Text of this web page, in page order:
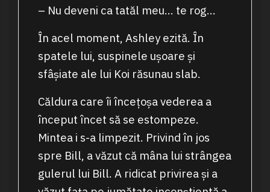
– Nu deveni ca tatăl meu… te rog…
În acel moment, Ashley ezită. În
spatele lui, suspinele ușoare și
sfâșiate ale lui Koi răsunau slab.
Căldura care îi încețoșa vederea a
început încet să se estompeze.
Mintea i s-a limpezit. Privind în jos
spre Bill, a văzut că mâna lui strângea
gulerul lui Bill. A ridicat privirea și a